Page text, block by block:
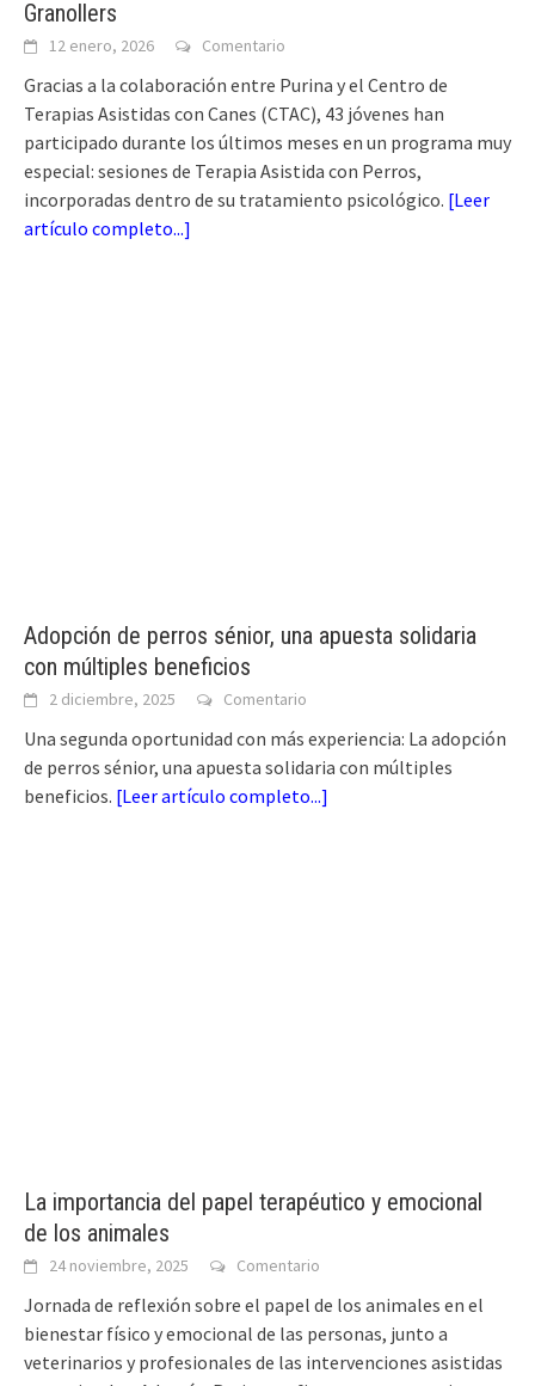
Granollers
12 enero, 2026 Comentario
Gracias a la colaboración entre Purina y el Centro de
Terapias Asistidas con Canes (CTAC), 43 jóvenes han
participado durante los últimos meses en un programa muy
especial: sesiones de Terapia Asistida con Perros,
incorporadas dentro de su tratamiento psicológico. [Leer
artículo completo...]
Adopción de perros sénior, una apuesta solidaria
con múltiples beneficios
2 diciembre, 2025 Comentario
Una segunda oportunidad con más experiencia: La adopción
de perros sénior, una apuesta solidaria con múltiples
beneficios. [Leer artículo completo...]
La importancia del papel terapéutico y emocional
de los animales
24 noviembre, 2025 Comentario
Jornada de reflexión sobre el papel de los animales en el
bienestar físico y emocional de las personas, junto a
veterinarios y profesionales de las intervenciones asistidas